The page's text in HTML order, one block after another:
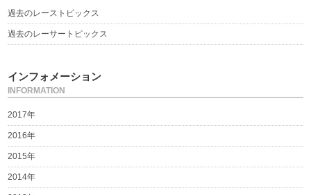
過去のレーストピックス
過去のレーサートピックス
インフォメーション
INFORMATION
2017年
2016年
2015年
2014年